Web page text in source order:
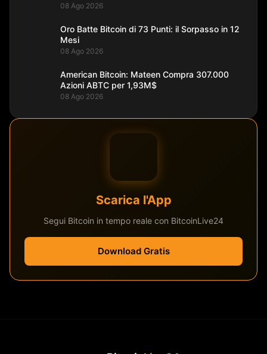
08 Ago 2026
Oro Batte Bitcoin di 73 Punti: il Sorpasso in 12
Mesi
08 Ago 2026
American Bitcoin: Mateen Compra 307.000
Azioni ABTC per 1,93M$
08 Ago 2026
Scarica l'App
Segui Bitcoin in tempo reale con BitcoinLive24
Download Gratis